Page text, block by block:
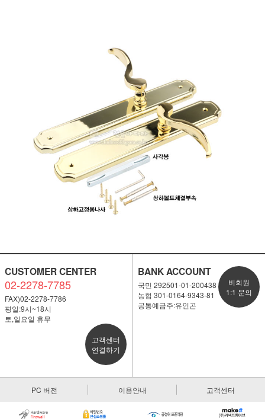
CUSTOMER CENTER
02-2278-7785
FAX)02-2278-7786
평일:9시~18시
토,일요일 휴무
고객센터
연결하기
BANK ACCOUNT
국민 292501-01-200438
농협 301-0164-9343-81
공통예금주:유인곤
비회원
1:1 문의
PC 버전 이용안내 고객센터